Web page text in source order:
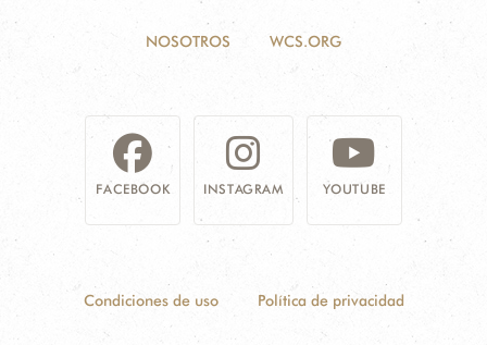
NOSOTROS WCS.ORG
FACEBOOK INSTAGRAM YOUTUBE
Condiciones de uso Política de privacidad